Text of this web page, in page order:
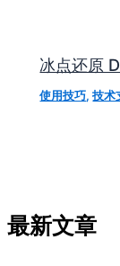
冰点还原
使用技巧,技术
最新文章